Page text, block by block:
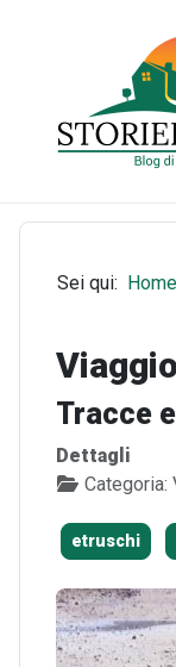
Sei qui: Home
Tracce
Dettagli
Categoria:
etruschi